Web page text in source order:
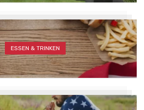
ESSEN & TRINKEN